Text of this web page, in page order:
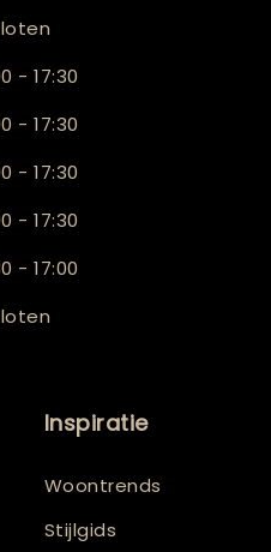
- 17:30
- 17:30
- 17:30
- 17:30
- 17:00
Inspiratie
Woontrends
Stijlgids